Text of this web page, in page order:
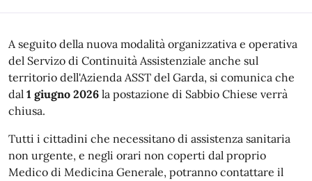
A seguito della nuova modalità organizzativa e operativa
del Servizo di Continuità Assistenziale anche sul
territorio dell'Azienda ASST del Garda, si comunica che
dal 1 giugno 2026 la postazione di Sabbio Chiese verrà
chiusa.
Tutti i cittadini che necessitano di assistenza sanitaria
non urgente, e negli orari non coperti dal proprio
Medico di Medicina Generale, potranno contattare il